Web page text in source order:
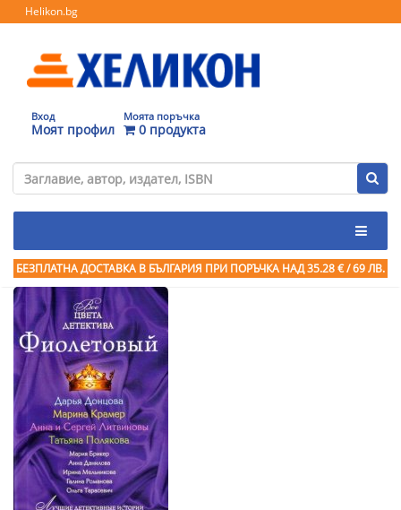
Helikon.bg
Вход
Моят профил
Моята поръчка
0 продукта
БЕЗПЛАТНА ДОСТАВКА В БЪЛГАРИЯ ПРИ ПОРЪЧКА НАД 35.28 € / 69 ЛВ.